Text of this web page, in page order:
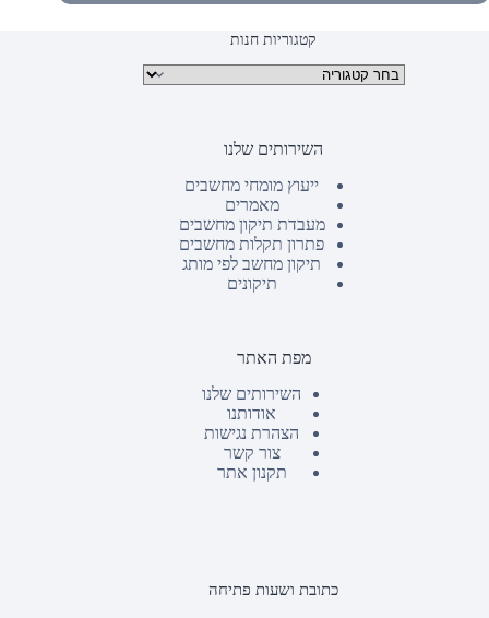
קטגוריות חנות
קטגוריות מוצרים
השירותים שלנו
ייעוץ מומחי מחשבים
מאמרים
מעבדת תיקון מחשבים
פתרון תקלות מחשבים
תיקון מחשב לפי מותג
תיקונים
מפת האתר
השירותים שלנו
אודותנו
הצהרת נגישות
צור קשר
תקנון אתר
כתובת ושעות פתיחה